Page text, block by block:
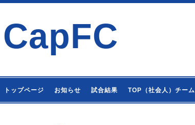
CapFC
トップページ お知らせ 試合結果 TOP（社会人）チーム